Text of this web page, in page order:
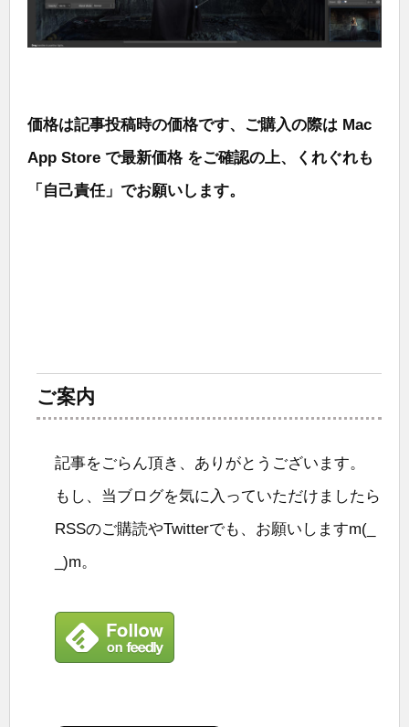
価格は記事投稿時の価格です、ご購入の際は Mac
App Store で最新価格 をご確認の上、くれぐれも
「自己責任」でお願いします。
ご案内
記事をごらん頂き、ありがとうございます。
もし、当ブログを気に入っていただけましたら
RSSのご購読やTwitterでも、お願いしますm(_
_)m。